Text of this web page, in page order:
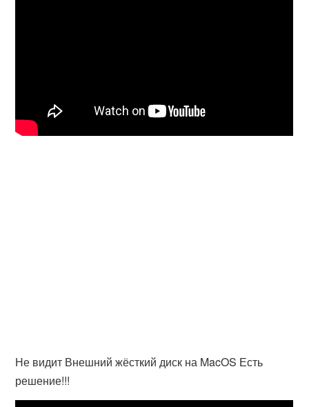
Не видит Внешний жёсткий диск на MacOS Есть
решение!!!